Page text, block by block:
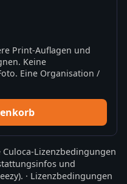
Print-Auflagen und
Keine
Eine Organisation /
Culoca-Lizenzbedingungen
und
· Lizenzbedingungen